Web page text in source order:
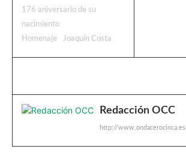
176 aniversario de su
nacimiento
Homenaje
Joaquín Costa
Redacción OCC
http://www.ondacerocinca.es